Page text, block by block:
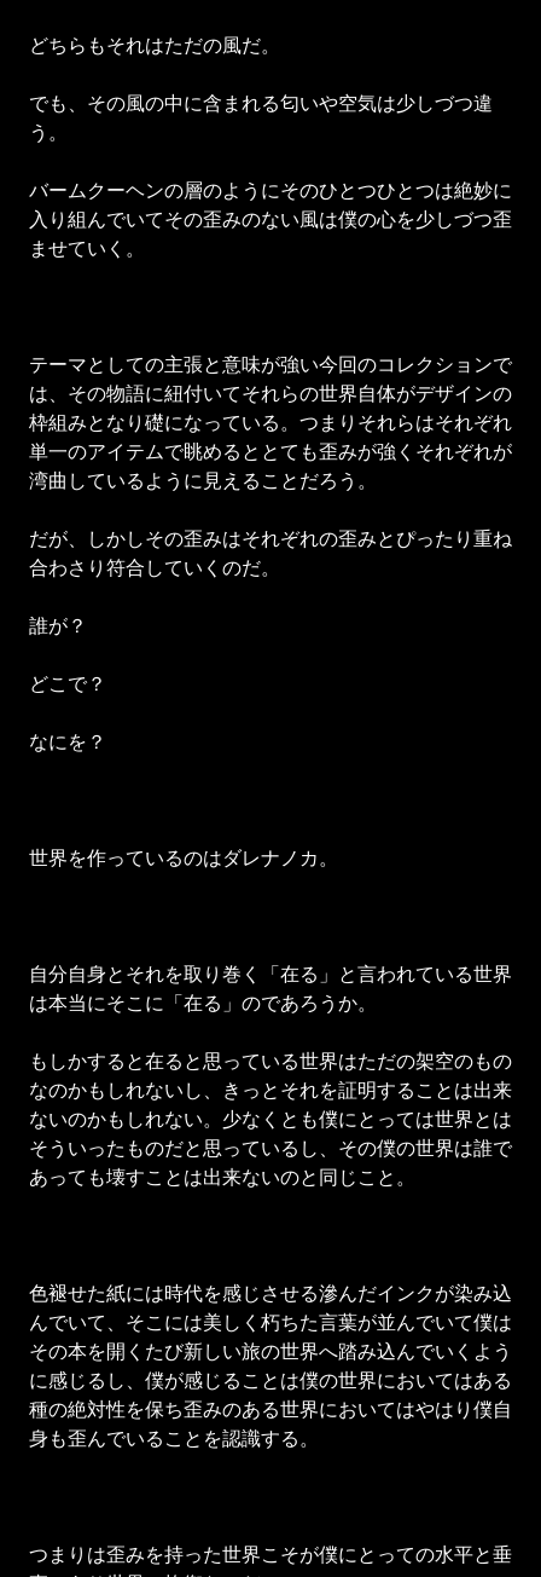
どちらもそれはただの風だ。
でも、その風の中に含まれる匂いや空気は少しづつ違
う。
バームクーヘンの層のようにそのひとつひとつは絶妙に
入り組んでいてその歪みのない風は僕の心を少しづつ歪
ませていく。
テーマとしての主張と意味が強い今回のコレクションで
は、その物語に紐付いてそれらの世界自体がデザインの
枠組みとなり礎になっている。つまりそれらはそれぞれ
単一のアイテムで眺めるととても歪みが強くそれぞれが
湾曲しているように見えることだろう。
だが、しかしその歪みはそれぞれの歪みとぴったり重ね
合わさり符合していくのだ。
誰が？
どこで？
なにを？
世界を作っているのはダレナノカ。
自分自身とそれを取り巻く「在る」と言われている世界
は本当にそこに「在る」のであろうか。
もしかすると在ると思っている世界はただの架空のもの
なのかもしれないし、きっとそれを証明することは出来
ないのかもしれない。少なくとも僕にとっては世界とは
そういったものだと思っているし、その僕の世界は誰で
あっても壊すことは出来ないのと同じこと。
色褪せた紙には時代を感じさせる滲んだインクが染み込
んでいて、そこには美しく朽ちた言葉が並んでいて僕は
その本を開くたび新しい旅の世界へ踏み込んでいくよう
に感じるし、僕が感じることは僕の世界においてはある
種の絶対性を保ち歪みのある世界においてはやはり僕自
身も歪んでいることを認識する。
つまりは歪みを持った世界こそが僕にとっての水平と垂